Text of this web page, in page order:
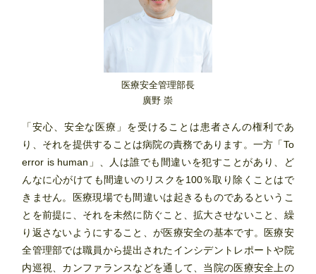
「安心、安全な医療」を受けることは患者さんの権利であ
り、それを提供することは病院の責務であります。一方「To
error is human」、人は誰でも間違いを犯すことがあり、ど
んなに心がけても間違いのリスクを100％取り除くことはで
きません。医療現場でも間違いは起きるものであるというこ
とを前提に、それを未然に防ぐこと、拡大させないこと、繰
り返さないようにすること、が医療安全の基本です。医療安
全管理部では職員から提出されたインシデントレポートや院
内巡視、カンファランスなどを通して、当院の医療安全上の
医療安全管理部長
廣野 崇